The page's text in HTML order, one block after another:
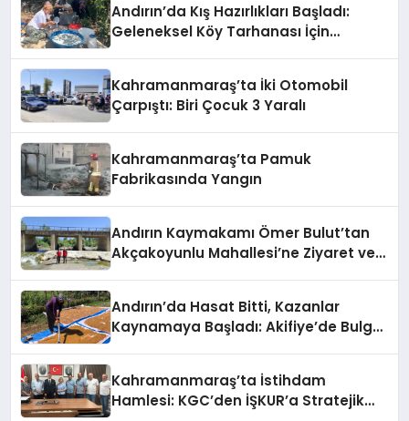
Andırın’da Kış Hazırlıkları Başladı:
Geleneksel Köy Tarhanası İçin
Kahramanmaraş’ta İki Otomobil
Çarpıştı: Biri Çocuk 3 Yaralı
Kahramanmaraş’ta Pamuk
Fabrikasında Yangın
Andırın Kaymakamı Ömer Bulut’tan
Akçakoyunlu Mahallesi’ne Ziyaret ve
Andırın’da Hasat Bitti, Kazanlar
Kaynamaya Başladı: Akifiye’de Bulgur
Kahramanmaraş’ta İstihdam
Hamlesi: KGC’den İŞKUR’a Stratejik